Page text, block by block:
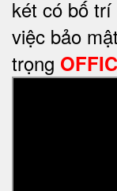
két có bố
việc bảo
trọng